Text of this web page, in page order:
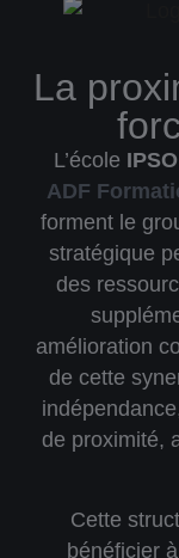
La
L’école
ADF
forment le
stratégique
des
amélioration
de cette
de proximité,
Cette
bénéficier